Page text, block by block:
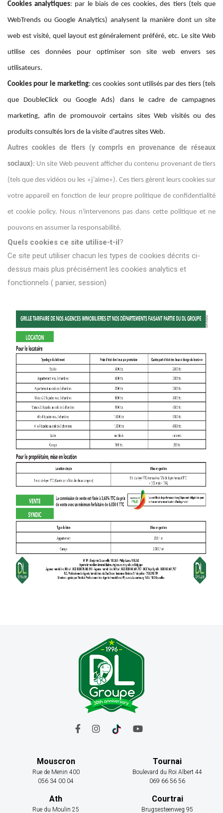
Cookies analytiques: par le biais de ces cookies, des tiers (tels que
WebTrends ou Google Analytics) analysent la manière dont un site
web est visité, quel layout est généralement préféré, etc. Le site Web
utilise ces données pour optimiser son site web envers ses
utilisateurs.
Cookies pour le marketing: ces cookies sont utilisés par des tiers (tels
que DoubleClick ou Google Ads) dans le cadre de campagnes
marketing, afin de promouvoir certains sites Web visités ou des
produits consultés lors de la visite d'autres sites Web.
Autres cookies de tiers (y compris en provenance de réseaux
sociaux): Un site Web peuvent afficher du contenu provenant de tiers
(tels que des vidéos ou les «j’aime»). Ces tiers gèrent leurs cookies sur
votre appareil en fonction de leur propre politique de confidentialité
et cookie policy. Nous n'intervenons pas dans cette politique et ne
pouvons en assumer la responsabilité.
Quels cookies ce site utilise-t-il?
Ce site peut utiliser chacun les types de cookies décrits ci-
dessus mais plus précisément les cookies analytics et
fonctionnels ( panier, session)
Mouscron
Rue de Menin 400
056 34 00 04
Tournai
Boulevard du Roi Albert 44
069 66 56 56
Ath
Rue du Moulin 25
Courtrai
Brugsesteenweg 95